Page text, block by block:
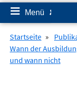
≡ Menü ✘
Startseite »
Wann der
und wann nicht